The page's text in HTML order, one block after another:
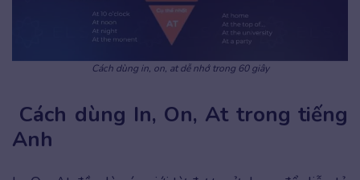
Cách dùng in, on, at dễ nhớ trong 60 giây
Cách dùng In, On, At trong tiếng
Anh